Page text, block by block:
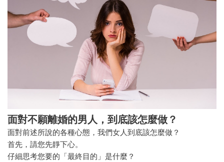
面對不願離婚的男人，到底該怎麼做？
面對前述所說的各種心態，我們女人到底該怎麼做？
首先，請您先靜下心。
仔細思考您要的「最終目的」是什麼？